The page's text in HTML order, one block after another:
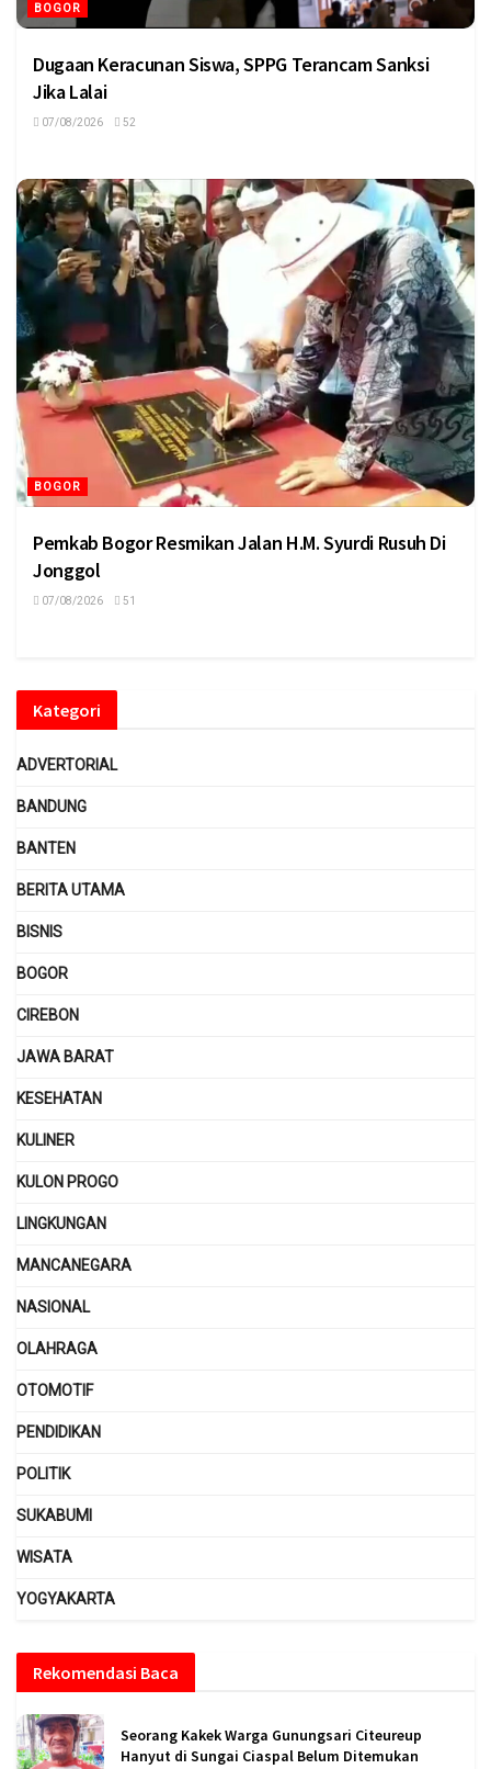
BOGOR
Dugaan Keracunan Siswa, SPPG Terancam Sanksi
Jika Lalai
07/08/2026 52
BOGOR
Pemkab Bogor Resmikan Jalan H.M. Syurdi Rusuh Di
Jonggol
07/08/2026 51
Kategori
ADVERTORIAL
BANDUNG
BANTEN
BERITA UTAMA
BISNIS
BOGOR
CIREBON
JAWA BARAT
KESEHATAN
KULINER
KULON PROGO
LINGKUNGAN
MANCANEGARA
NASIONAL
OLAHRAGA
OTOMOTIF
PENDIDIKAN
POLITIK
SUKABUMI
WISATA
YOGYAKARTA
Rekomendasi Baca
Seorang Kakek Warga Gunungsari Citeureup
Hanyut di Sungai Ciaspal Belum Ditemukan